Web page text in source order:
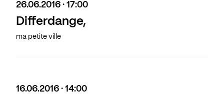
26.06.2016 · 17:00
Differdange,
ma petite ville
16.06.2016 · 14:00